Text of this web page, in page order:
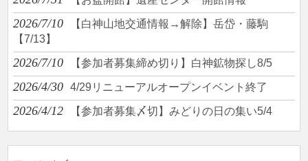
2026/7/10
【白神山地交通情報→解除】岳岱・藤駒
【7/13】
2026/7/10 【参加者募集締め切り】白神鉱物探し8/5
2026/4/30 4/29リニューアルオープンイベント終了
2026/4/12 【参加者募集〆切】みどりの日の集い5/4